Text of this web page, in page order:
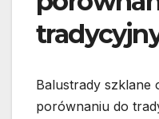
Balustrady szklane
porównaniu do